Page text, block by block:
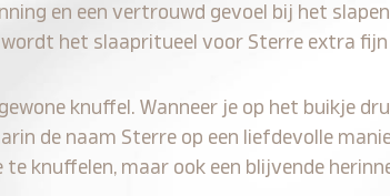
en een vertrouwd gevoel bij het
het slaapritueel voor Sterre extra
gewone knuffel. Wanneer je op het buikje
de naam Sterre op een liefdevolle
te knuffelen, maar ook een blijvende